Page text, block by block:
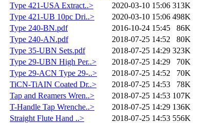
Type 421-USA Extract..>
2020-03-10 15:06 313K
Type 421-UB 10pc Dri..>
2020-03-10 15:06 498K
Type 240-BN.pdf
2016-10-24 15:45
86K
Type 240-AN.pdf
2018-07-25 14:52
80K
Type 35-UBN Sets.pdf
2018-07-25 14:29 323K
Type 29-UBN High Per..>
2018-07-25 14:29
70K
Type 29-ACN Type 29-..>
2018-07-25 14:52
70K
TiCN-TiAIN Coated Dr..>
2018-07-25 14:53
78K
Tap and Reamers Wren..>
2018-07-25 14:53 107K
T-Handle Tap Wrenche..>
2018-07-25 14:29 136K
Straight Flute Hand ..>
2018-07-25 14:53 556K